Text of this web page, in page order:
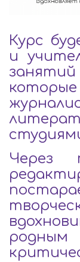
Курс
и
занятий
Через
родным